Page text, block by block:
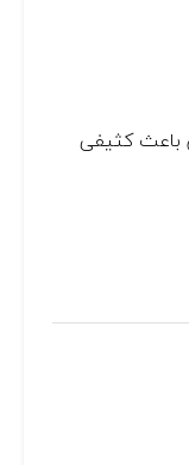
باعث کثیفی